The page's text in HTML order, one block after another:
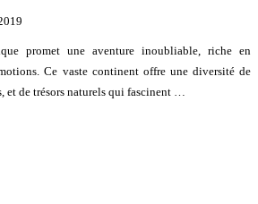
promet une aventure inoubliable, riche en
Ce vaste continent offre une diversité de
et de trésors naturels qui fascinent …